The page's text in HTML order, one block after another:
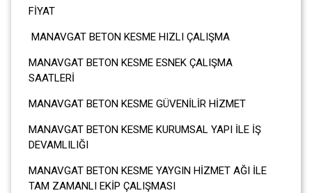
MANAVGAT BETON KESME HIZLI ÇALIŞMA
MANAVGAT BETON KESME ESNEK ÇALIŞMA
SAATLERİ
MANAVGAT BETON KESME GÜVENİLİR HİZMET
MANAVGAT BETON KESME KURUMSAL YAPI İLE İŞ
DEVAMLILIĞI
MANAVGAT BETON KESME YAYGIN HİZMET AĞI İLE
TAM ZAMANLI EKİP ÇALIŞMASI